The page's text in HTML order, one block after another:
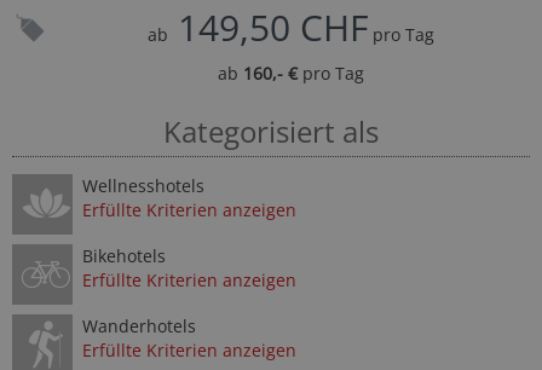
ab 149,50 CHFpro Tag
ab 160,- €pro Tag
Kategorisiert als
Wellnesshotels
Erfüllte Kriterien anzeigen
Bikehotels
Erfüllte Kriterien anzeigen
Wanderhotels
Erfüllte Kriterien anzeigen